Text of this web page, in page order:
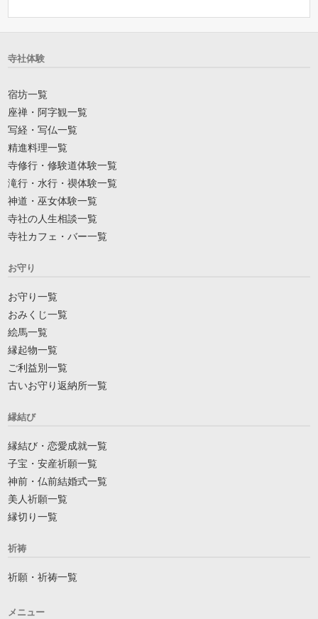
寺社体験
宿坊一覧
座禅・阿字観一覧
写経・写仏一覧
精進料理一覧
寺修行・修験道体験一覧
滝行・水行・禊体験一覧
神道・巫女体験一覧
寺社の人生相談一覧
寺社カフェ・バー一覧
お守り
お守り一覧
おみくじ一覧
絵馬一覧
縁起物一覧
ご利益別一覧
古いお守り返納所一覧
縁結び
縁結び・恋愛成就一覧
子宝・安産祈願一覧
神前・仏前結婚式一覧
美人祈願一覧
縁切り一覧
祈祷
祈願・祈祷一覧
メニュー